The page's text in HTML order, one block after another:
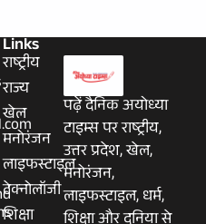
पढ़ें दैनिक अयोध्या
टाइम्स पर राष्ट्रीय,
उत्तर प्रदेश, खेल,
मनोरंजन,
लाइफस्टाइल, धर्म,
Links
राष्ट्रीय
राज्य
खेल
मनोरंजन
लाइफस्टाइल
टेक्नोलॉजी
शिक्षा